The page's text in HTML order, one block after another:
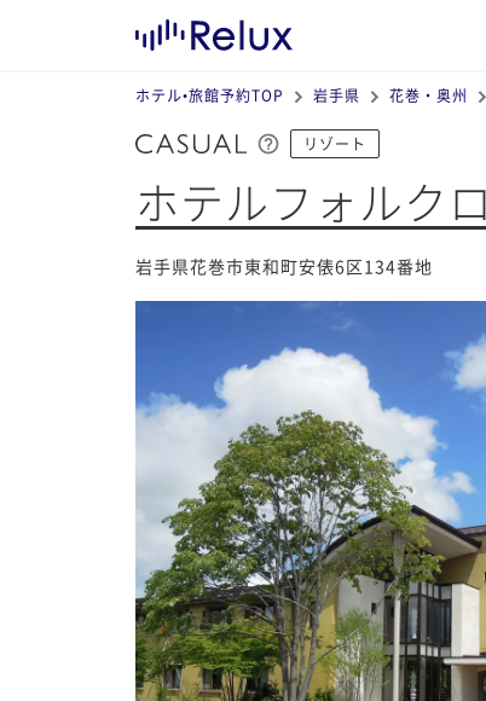
ホテル•旅館予約TOP 岩手県 花巻・奥州
リゾート
ホテルフォルク
岩手県花巻市東和町安俵6区134番地